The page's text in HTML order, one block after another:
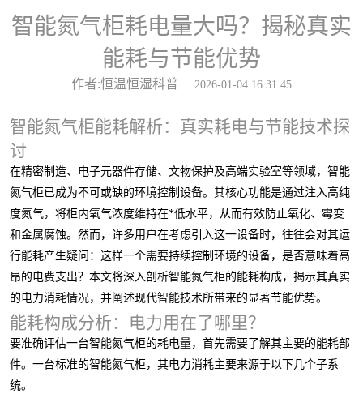
智能氮气柜耗电量大吗？揭秘真实
能耗与节能优势
作者:恒温恒湿科普 2026-01-04 16:31:45
智能氮气柜能耗解析：真实耗电与节能技术探
讨
在精密制造、电子元器件存储、文物保护及高端实验室等领域，智能
氮气柜已成为不可或缺的环境控制设备。其核心功能是通过注入高纯
度氮气，将柜内氧气浓度维持在*低水平，从而有效防止氧化、霉变
和金属腐蚀。然而，许多用户在考虑引入这一设备时，往往会对其运
行能耗产生疑问：这样一个需要持续控制环境的设备，是否意味着高
昂的电费支出？本文将深入剖析智能氮气柜的能耗构成，揭示其真实
的电力消耗情况，并阐述现代智能技术所带来的显著节能优势。
能耗构成分析：电力用在了哪里？
要准确评估一台智能氮气柜的耗电量，首先需要了解其主要的能耗部
件。一台标准的智能氮气柜，其电力消耗主要来源于以下几个子系
统。